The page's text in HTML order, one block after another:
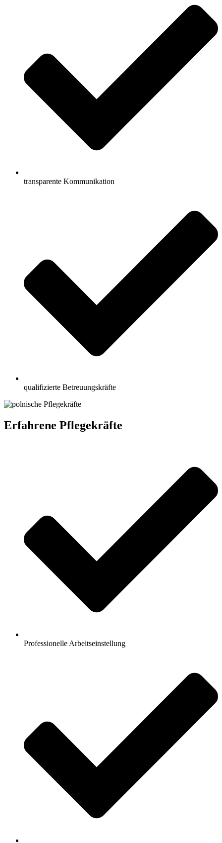
transparente Kommunikation
qualifizierte Betreuungskräfte
Erfahrene Pflegekräfte
Professionelle Arbeitseinstellung